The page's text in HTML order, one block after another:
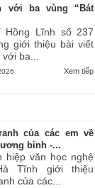
với ba vùng “Bát
Hồng Lĩnh số 237
giới thiệu bài viết
với ba...
Xem tiếp
của các em về
binh -...
hiệp văn học nghệ
Tĩnh giới thiệu
của các...